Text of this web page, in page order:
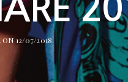
ON 12/07/2018